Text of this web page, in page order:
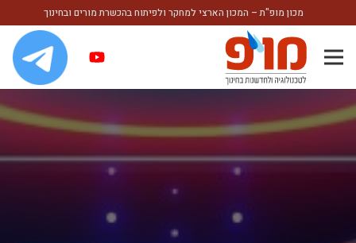
מכון מופ"ת – המכון הארצי למחקר ולפיתוח בהכשרת מורים ובחינוך